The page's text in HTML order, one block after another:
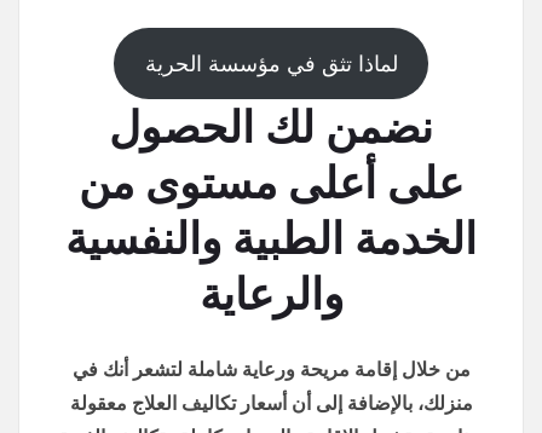
لماذا تثق في مؤسسة الحرية
نضمن لك الحصول
على أعلى مستوى من
الخدمة الطبية والنفسية
والرعاية
من خلال إقامة مريحة ورعاية شاملة لتشعر أنك في
منزلك، بالإضافة إلى أن أسعار تكاليف العلاج معقولة